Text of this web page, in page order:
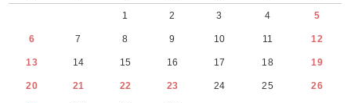
1 2 3 4 5
6 7 8 9 10 11 12
13 14 15 16 17 18 19
20 21 22 23 24 25 26